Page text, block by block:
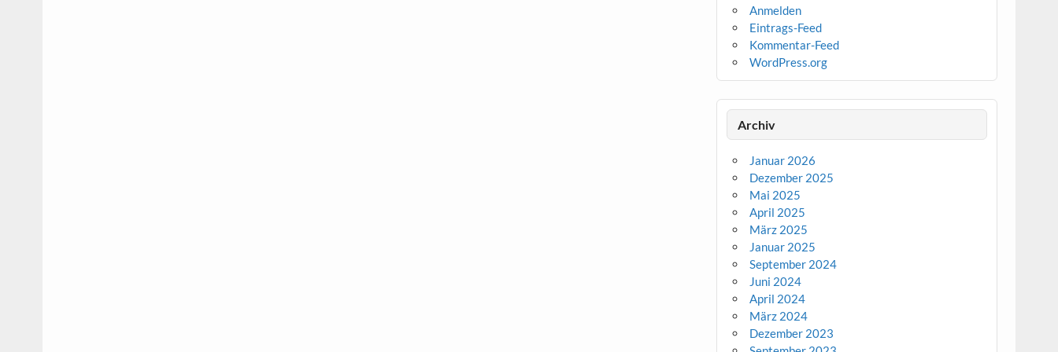
Anmelden
Eintrags-Feed
Kommentar-Feed
WordPress.org
Archiv
Januar 2026
Dezember 2025
Mai 2025
April 2025
März 2025
Januar 2025
September 2024
Juni 2024
April 2024
März 2024
Dezember 2023